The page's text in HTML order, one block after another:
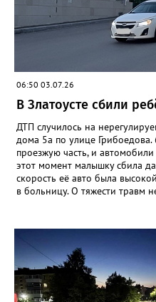
06:50 03.07.26
В Златоусте сбили
ДТП случилось на
дома 5а по улице Грибоедова.
проезжую часть, и
этот момент малышку сбила
скорость её авто была
в больницу. О тяжести травм